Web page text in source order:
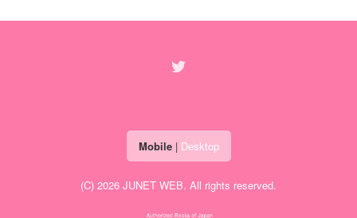
Mobile| Desktop
(C) 2026 JUNET WEB. All rights reserved.